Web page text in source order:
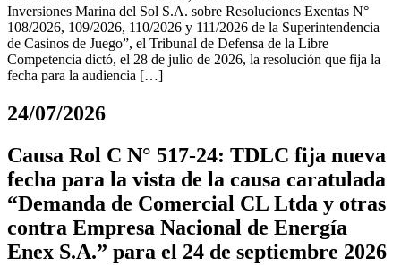
Inversiones Marina del Sol S.A. sobre Resoluciones Exentas N°
108/2026, 109/2026, 110/2026 y 111/2026 de la Superintendencia
de Casinos de Juego”, el Tribunal de Defensa de la Libre
Competencia dictó, el 28 de julio de 2026, la resolución que fija la
fecha para la audiencia […]
24/07/2026
Causa Rol C N° 517-24: TDLC fija nueva
fecha para la vista de la causa caratulada
“Demanda de Comercial CL Ltda y otras
contra Empresa Nacional de Energía
Enex S.A.” para el 24 de septiembre 2026